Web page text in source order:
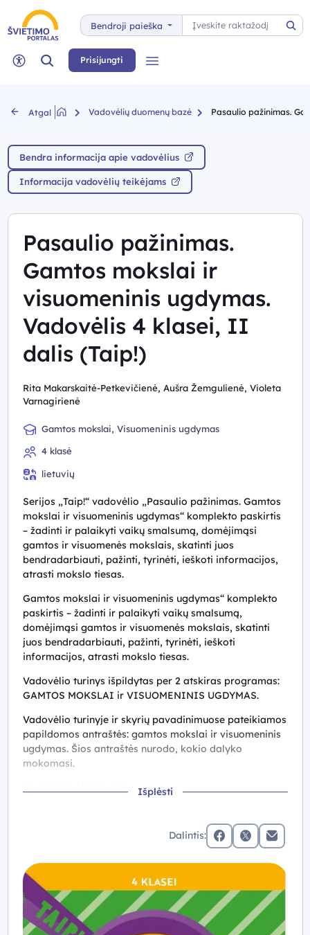
Bendroji paieška
Paieška
Neįgaliųjų rėžimas
Paieška Prisijungti
Atgal Vadovėlių duomenų bazė Pasaulio pažinimas.
Bendra informacija apie vadovėlius
Informacija vadovėlių teikėjams
Pasaulio pažinimas.
Gamtos mokslai ir
visuomeninis ugdymas.
Vadovėlis 4 klasei, II
dalis (Taip!)
Rita Makarskaitė-Petkevičienė, Aušra Žemgulienė, Violeta
Varnagirienė
Gamtos mokslai, Visuomeninis ugdymas
4 klasė
lietuvių
Serijos „Taip!“ vadovėlio „Pasaulio pažinimas. Gamtos
mokslai ir visuomeninis ugdymas“ komplekto paskirtis
– žadinti ir palaikyti vaikų smalsumą, domėjimąsi
gamtos ir visuomenės mokslais, skatinti juos
bendradarbiauti, pažinti, tyrinėti, ieškoti informacijos,
atrasti mokslo tiesas.
Išplėsti
Gamtos mokslai ir visuomeninis ugdymas“ komplekto
paskirtis – žadinti ir palaikyti vaikų smalsumą,
domėjimąsi gamtos ir visuomenės mokslais, skatinti
juos bendradarbiauti, pažinti, tyrinėti, ieškoti
informacijos, atrasti mokslo tiesas.
Vadovėlio turinys išpildytas per 2 atskiras programas:
GAMTOS MOKSLAI ir VISUOMENINIS UGDYMAS.
Vadovėlio turinyje ir skyrių pavadinimuose pateikiamos
papildomos antraštės: gamtos mokslai ir visuomeninis
ugdymas. Šios antraštės nurodo, kokio dalyko
mokomasi.
pasitikėjimo savimi, savarankiškumo, kritinio ir
kūrybinio mąstymo ugdymą, bendradarbiavimo
taikant mokymosi tiriant metodiką ir strategijas:
skatinama kelti klausimus, tyrinėti, pažinti save,
savo aplinką, pasaulį, gamtos ir socialinius
reiškinius bei įvykius, mokytis ne tik klasėje,
Dalintis:
facebookx (twitter)